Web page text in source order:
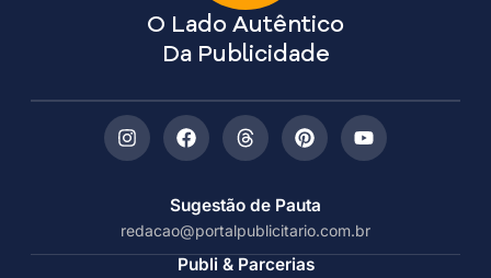
Sugestão de Pauta
redacao@portalpublicitario.com.br
Publi & Parcerias
O Lado Autêntico
Da Publicidade